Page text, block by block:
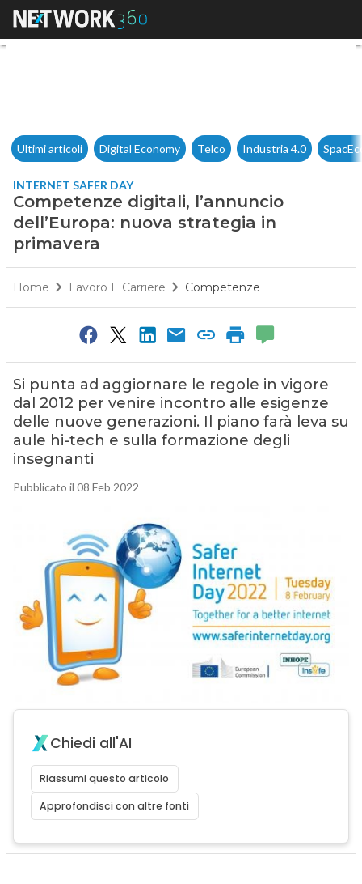
Competenze digitali,
Ultimi articoli Digital Economy Telco Industria 4.0
INTERNET SAFER DAY
Competenze digitali, l’annuncio
dell’Europa: nuova strategia in
primavera
Home Lavoro E Carriere Competenze
Si punta ad aggiornare le regole in vigore
dal 2012 per venire incontro alle esigenze
delle nuove generazioni. Il piano farà leva su
aule hi-tech e sulla formazione degli
insegnanti
Pubblicato il 08 Feb 2022
Chiedi all'AI
Riassumi questo articolo
Approfondisci con altre fonti